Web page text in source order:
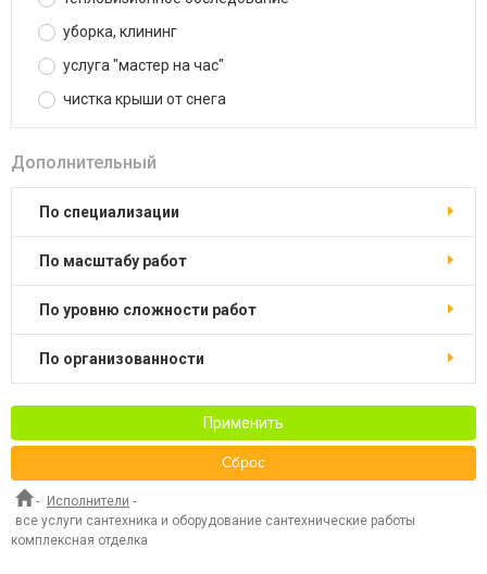
уборка, клининг
услуга "мастер на час"
чистка крыши от снега
Дополнительный
по специализации
по масштабу работ
по уровню сложности работ
по организованности
Применить
Сброс
- Исполнители -
все услуги сантехника и оборудование сантехнические работы
комплексная отделка